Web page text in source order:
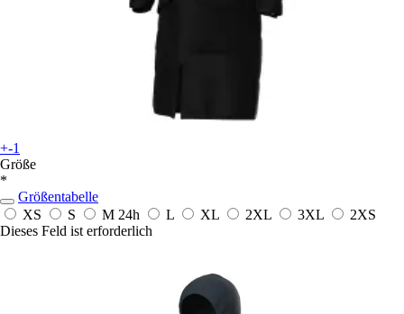
+-1
Größe
*
Größentabelle
XS
S M 24h L XL 2XL 3XL
2XS
Dieses Feld ist erforderlich